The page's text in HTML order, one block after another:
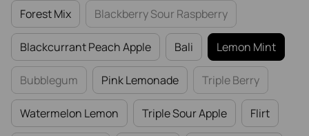
Forest Mix Blackberry Sour Raspberry
Blackcurrant Peach Apple Bali Lemon Mint
Bubblegum Pink Lemonade Triple Berry
Watermelon Lemon Triple Sour Apple Flirt